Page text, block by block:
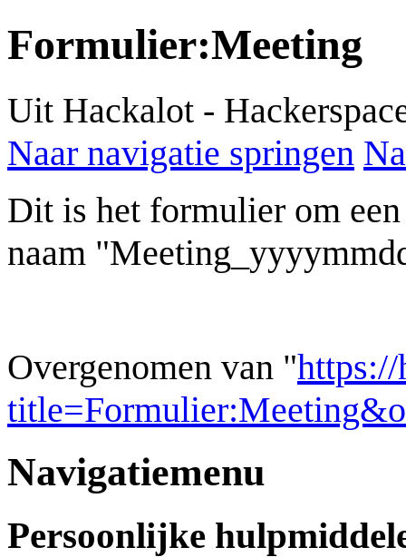
Formulier:Meeting
Uit Hackalot -
Naar navigatie springen
Dit is het formulier om
naam
Overgenomen van "
Navigatiemenu
Persoonlijke